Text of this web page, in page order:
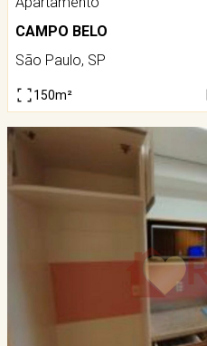
CAMPO BELO
São Paulo, SP
150m²